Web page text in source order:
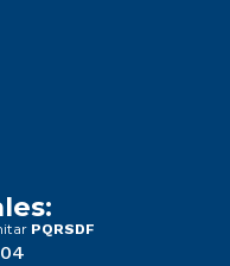
PQRSDF